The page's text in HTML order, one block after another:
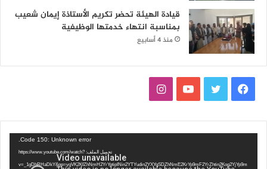
قيادة الهيئة تحضر تكريم الأستاذة إيمان شعيب
بمناسبة انتهاء خدمتها الوظيفية
منذ 4 أسابيع
فيسبوكتويتر يوتيوبانستقرام
Code 150: Unknown error.
تحميل الملف: https://www.youtube.com/watch?
v=_1gDhRHaDkY&pp=ygVK2KfZhNmH2YrYptipINin2YTYudin2YXYqSDZhNmE2KrYp9mF2YrZhtin2Kog2YjYp9m